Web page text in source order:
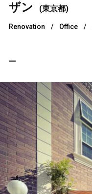
ザン
(東京都)
Renovation / Office /